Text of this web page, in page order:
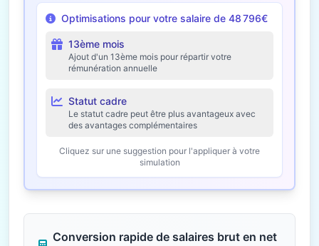
Optimisations pour votre salaire de 48 796€
13ème mois
Ajout d'un 13ème mois pour répartir votre
rémunération annuelle
Statut cadre
Le statut cadre peut être plus avantageux avec
des avantages complémentaires
Cliquez sur une suggestion pour l'appliquer à votre
simulation
Conversion rapide de salaires brut en net